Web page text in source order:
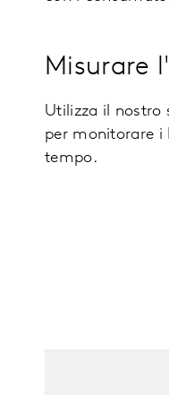
Misurare
Utilizza il nostro
per monitorare i
tempo.